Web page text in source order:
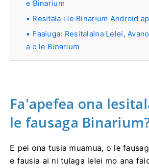
e Binarium
Resitala i le Binarium Android
Faaiuga: Resitalaina Lelei,
a o le Binarium
Fa'apefea ona
le fausaga
E pei ona tusia muamua, o le
e fausia ai ni tulaga lelei mo ana